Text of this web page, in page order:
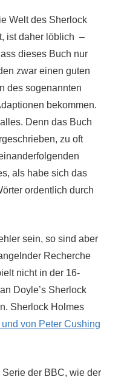
Welt des Sherlock
ist daher löblich –
dieses Buch nur
zwar einen guten
des sogenannten
bekommen.
Denn das Buch
zu oft
als habe sich das
ordentlich durch
sein, so sind aber
Recherche
nicht in der 16-
Doyle’s Sherlock
Sherlock Holmes
von Peter Cushing
Serie der BBC, wie der